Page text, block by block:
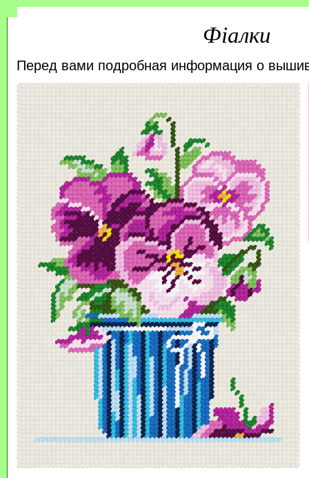
Фіалки
Перед вами подробная информация о